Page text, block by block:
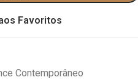
Favoritos
Contemporâneo